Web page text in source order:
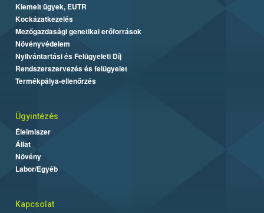
Kiemelt ügyek, EUTR
Kockázatkezelés
Mezőgazdasági genetikai erőforrások
Növényvédelem
Nyilvántartási és Felügyeleti Díj
Rendszerszervezés és felügyelet
Termékpálya-ellenőrzés
Ügyintézés
Élelmiszer
Állat
Növény
Labor/Egyéb
Kapcsolat